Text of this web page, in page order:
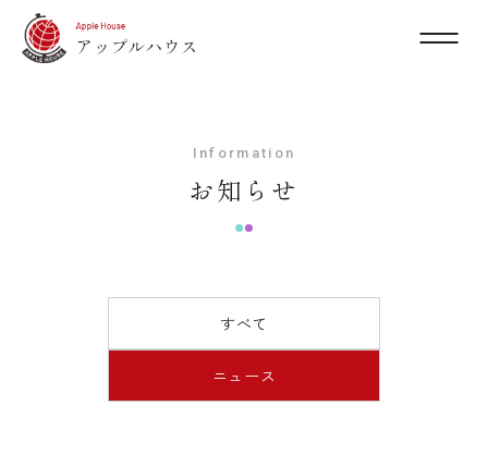
Information
お知らせ
すべて
ニュース